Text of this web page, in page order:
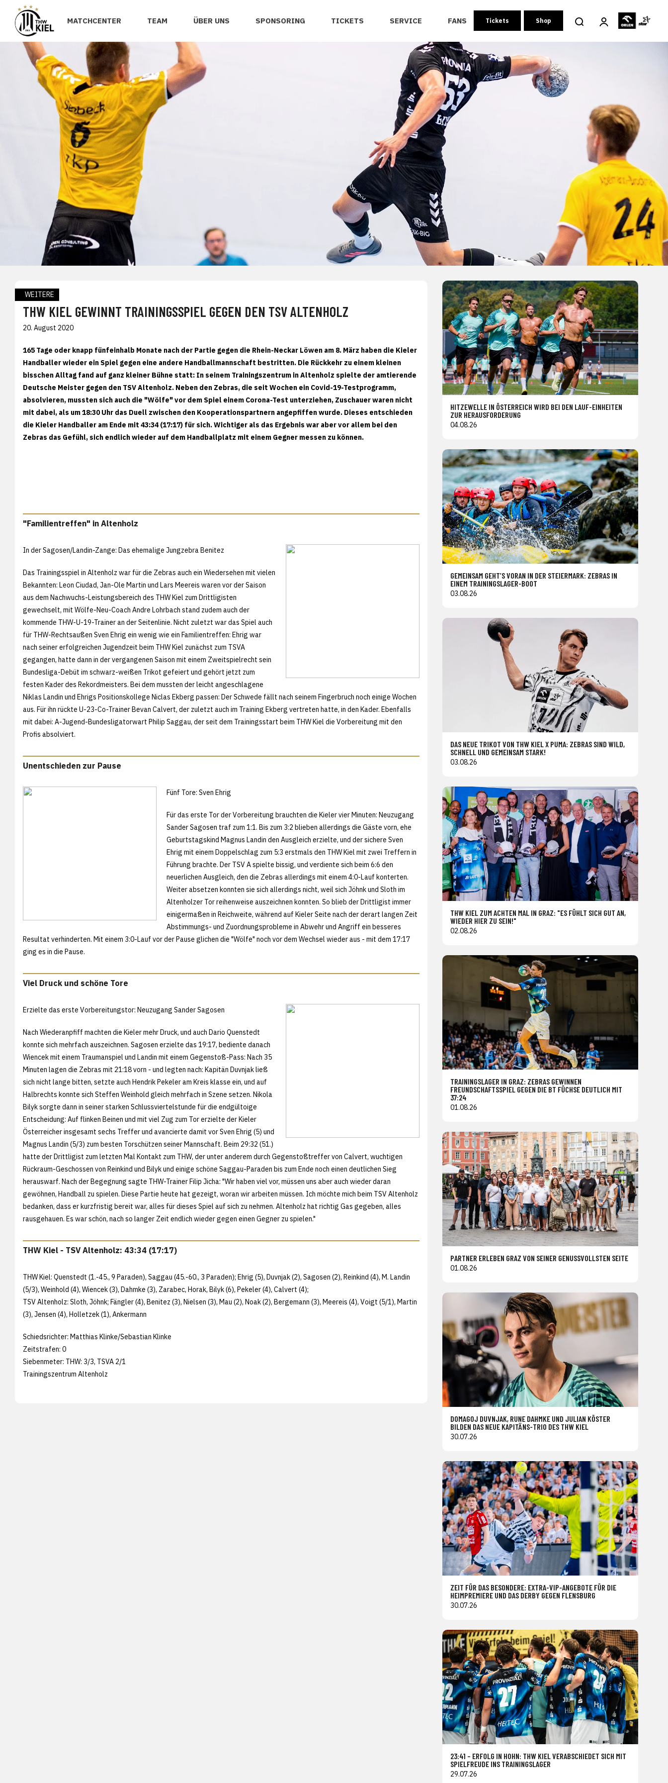
MATCHCENTER TEAM ÜBER UNS SPONSORING TICKETS SERVICE FANS Tickets Shop
WEITERE
THW KIEL GEWINNT TRAININGSSPIEL GEGEN DEN TSV ALTENHOLZ
20. August 2020
165 Tage oder knapp fünfeinhalb Monate nach der Partie gegen die Rhein-Neckar Löwen am 8. März haben die Kieler
Handballer wieder ein Spiel gegen eine andere Handballmannschaft bestritten. Die Rückkehr zu einem kleinen
bisschen Alltag fand auf ganz kleiner Bühne statt: In seinem Trainingszentrum in Altenholz spielte der amtierende
Deutsche Meister gegen den TSV Altenholz. Neben den Zebras, die seit Wochen ein Covid-19-Testprogramm,
absolvieren, mussten sich auch die "Wölfe" vor dem Spiel einem Corona-Test unterziehen, Zuschauer waren nicht
mit dabei, als um 18:30 Uhr das Duell zwischen den Kooperationspartnern angepfiffen wurde. Dieses entschieden
die Kieler Handballer am Ende mit 43:34 (17:17) für sich. Wichtiger als das Ergebnis war aber vor allem bei den
Zebras das Gefühl, sich endlich wieder auf dem Handballplatz mit einem Gegner messen zu können.
"Familientreffen" in Altenholz
In der Sagosen/Landin-Zange: Das ehemalige Jungzebra Benitez
Das Trainingsspiel in Altenholz war für die Zebras auch ein Wiedersehen mit vielen
Bekannten: Leon Ciudad, Jan-Ole Martin und Lars Meereis waren vor der Saison
aus dem Nachwuchs-Leistungsbereich des THW Kiel zum Drittligisten
gewechselt, mit Wölfe-Neu-Coach Andre Lohrbach stand zudem auch der
kommende THW-U-19-Trainer an der Seitenlinie. Nicht zuletzt war das Spiel auch
für THW-Rechtsaußen Sven Ehrig ein wenig wie ein Familientreffen: Ehrig war
nach seiner erfolgreichen Jugendzeit beim THW Kiel zunächst zum TSVA
gegangen, hatte dann in der vergangenen Saison mit einem Zweitspielrecht sein
Bundesliga-Debüt im schwarz-weißen Trikot gefeiert und gehört jetzt zum
festen Kader des Rekordmeisters. Bei dem mussten der leicht angeschlagene
Niklas Landin und Ehrigs Positionskollege Niclas Ekberg passen: Der Schwede fällt nach seinem Fingerbruch noch einige Wochen
aus. Für ihn rückte U-23-Co-Trainer Bevan Calvert, der zuletzt auch im Training Ekberg vertreten hatte, in den Kader. Ebenfalls
mit dabei: A-Jugend-Bundesligatorwart Philip Saggau, der seit dem Trainingsstart beim THW Kiel die Vorbereitung mit den
Profis absolviert.
Unentschieden zur Pause
Fünf Tore: Sven Ehrig
Für das erste Tor der Vorbereitung brauchten die Kieler vier Minuten: Neuzugang
Sander Sagosen traf zum 1:1. Bis zum 3:2 blieben allerdings die Gäste vorn, ehe
Geburtstagskind Magnus Landin den Ausgleich erzielte, und der sichere Sven
Ehrig mit einem Doppelschlag zum 5:3 erstmals den THW Kiel mit zwei Treffern in
Führung brachte. Der TSV A spielte bissig, und verdiente sich beim 6:6 den
neuerlichen Ausgleich, den die Zebras allerdings mit einem 4:0-Lauf konterten.
Weiter absetzen konnten sie sich allerdings nicht, weil sich Jöhnk und Sloth im
Altenholzer Tor reihenweise auszeichnen konnten. So blieb der Drittligist immer
einigermaßen in Reichweite, während auf Kieler Seite nach der derart langen Zeit
Abstimmungs- und Zuordnungsprobleme in Abwehr und Angriff ein besseres
Resultat verhinderten. Mit einem 3:0-Lauf vor der Pause glichen die "Wölfe" noch vor dem Wechsel wieder aus - mit dem 17:17
ging es in die Pause.
Viel Druck und schöne Tore
Erzielte das erste Vorbereitungstor: Neuzugang Sander Sagosen
Nach Wiederanpfiff machten die Kieler mehr Druck, und auch Dario Quenstedt
konnte sich mehrfach auszeichnen. Sagosen erzielte das 19:17, bediente danach
Wiencek mit einem Traumanspiel und Landin mit einem Gegenstoß-Pass: Nach 35
Minuten lagen die Zebras mit 21:18 vorn - und legten nach: Kapitän Duvnjak ließ
sich nicht lange bitten, setzte auch Hendrik Pekeler am Kreis klasse ein, und auf
Halbrechts konnte sich Steffen Weinhold gleich mehrfach in Szene setzen. Nikola
Bilyk sorgte dann in seiner starken Schlussviertelstunde für die endgültoige
Entscheidung: Auf flinken Beinen und mit viel Zug zum Tor erzielte der Kieler
Österreicher insgesamt sechs Treffer und avancierte damit vor Sven Ehrig (5) und
Magnus Landin (5/3) zum besten Torschützen seiner Mannschaft. Beim 29:32 (51.)
hatte der Drittligist zum letzten Mal Kontakt zum THW, der unter anderem durch Gegenstoßtreffer von Calvert, wuchtigen
Rückraum-Geschossen von Reinkind und Bilyk und einige schöne Saggau-Paraden bis zum Ende noch einen deutlichen Sieg
herauswarf. Nach der Begegnung sagte THW-Trainer Filip Jicha: "Wir haben viel vor, müssen uns aber auch wieder daran
gewöhnen, Handball zu spielen. Diese Partie heute hat gezeigt, woran wir arbeiten müssen. Ich möchte mich beim TSV Altenholz
bedanken, dass er kurzfristig bereit war, alles für dieses Spiel auf sich zu nehmen. Altenholz hat richtig Gas gegeben, alles
rausgehauen. Es war schön, nach so langer Zeit endlich wieder gegen einen Gegner zu spielen."
THW Kiel - TSV Altenholz: 43:34 (17:17)
THW Kiel: Quenstedt (1.-45., 9 Paraden), Saggau (45.-60., 3 Paraden); Ehrig (5), Duvnjak (2), Sagosen (2), Reinkind (4), M. Landin
(5/3), Weinhold (4), Wiencek (3), Dahmke (3), Zarabec, Horak, Bilyk (6), Pekeler (4), Calvert (4);
TSV Altenholz: Sloth, Jöhnk; Fängler (4), Benitez (3), Nielsen (3), Mau (2), Noak (2), Bergemann (3), Meereis (4), Voigt (5/1), Martin
(3), Jensen (4), Holletzek (1), Ankermann
Schiedsrichter: Matthias Klinke/Sebastian Klinke
Zeitstrafen: 0
Siebenmeter: THW: 3/3, TSVA 2/1
Trainingszentrum Altenholz
HITZEWELLE IN ÖSTERREICH WIRD BEI DEN LAUF-EINHEITEN
ZUR HERAUSFORDERUNG
04.08.26
GEMEINSAM GEHT’S VORAN IN DER STEIERMARK: ZEBRAS IN
EINEM TRAININGSLAGER-BOOT
03.08.26
DAS NEUE TRIKOT VON THW KIEL X PUMA: ZEBRAS SIND WILD,
SCHNELL UND GEMEINSAM STARK!
03.08.26
THW KIEL ZUM ACHTEN MAL IN GRAZ: "ES FÜHLT SICH GUT AN,
WIEDER HIER ZU SEIN!"
02.08.26
TRAININGSLAGER IN GRAZ: ZEBRAS GEWINNEN
FREUNDSCHAFTSSPIEL GEGEN DIE BT FÜCHSE DEUTLICH MIT
37:24
01.08.26
PARTNER ERLEBEN GRAZ VON SEINER GENUSSVOLLSTEN SEITE
01.08.26
DOMAGOJ DUVNJAK, RUNE DAHMKE UND JULIAN KÖSTER
BILDEN DAS NEUE KAPITÄNS-TRIO DES THW KIEL
30.07.26
ZEIT FÜR DAS BESONDERE: EXTRA-VIP-ANGEBOTE FÜR DIE
HEIMPREMIERE UND DAS DERBY GEGEN FLENSBURG
30.07.26
23:41 – ERFOLG IN HOHN: THW KIEL VERABSCHIEDET SICH MIT
SPIELFREUDE INS TRAININGSLAGER
29.07.26